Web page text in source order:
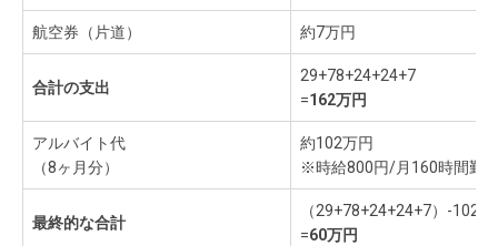
航空券（片道） 約7万円
合計の支出
29+78+24+24+7
=162万円
アルバイト代
（8ヶ月分）
約102万円
※時給800円/月160時間勤
最終的な合計
（29+78+24+24+7）-102
=60万円